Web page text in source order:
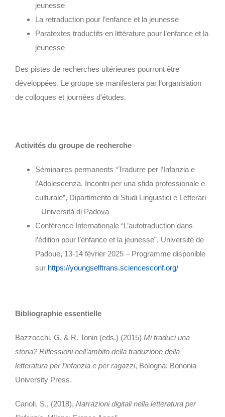
jeunesse
La retraduction pour l’enfance et la jeunesse
Paratextes traductifs en littérature pour l’enfance et la
jeunesse
Des pistes de recherches ultérieures pourront être
développées. Le groupe se manifestera par l’organisation
de colloques et journées d’études.
Activités du groupe de recherche
Séminaires permanents “Tradurre per l’Infanzia e
l’Adolescenza. Incontri per una sfida professionale e
culturale”, Dipartimento di Studi Linguistici e Letterari
– Università di Padova
Conférence Internationale “L’autotraduction dans
l’édition pour l’enfance et la jeunesse”, Université de
Padoue, 13-14 février 2025 – Programme disponible
sur https://youngselftrans.sciencesconf.org/
Bibliographie essentielle
Bazzocchi, G. & R. Tonin (eds.) (2015) Mi traduci una
storia? Riflessioni nell’ambito della traduzione della
letteratura per l’infanzia e per ragazzi, Bologna: Bononia
University Press.
Carioli, S., (2018), Narrazioni digitali nella letteratura per